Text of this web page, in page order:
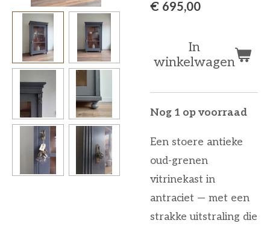
€ 695,00
In
winkelwagen
Nog 1 op voorraad
Een stoere antieke
oud-grenen
vitrinekast in
antraciet — met een
strakke uitstraling die